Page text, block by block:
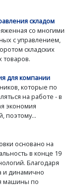
складом
со многими
с управлением,
складских
для компании
которые по
на работе - в
экономия
поэтому...
основано на
в конце 19
Благодаря
и динамично
машины по